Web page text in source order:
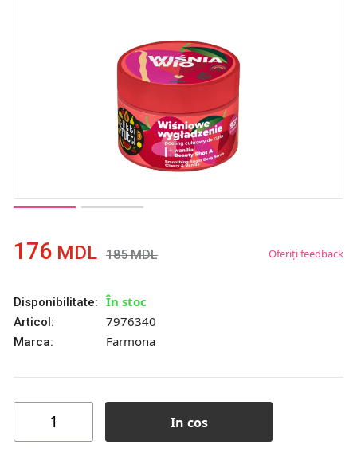
176 MDL 185MDL Oferiți feedback
Disponibilitate: În stoc
Articol: 7976340
Marca: Farmona
In cos